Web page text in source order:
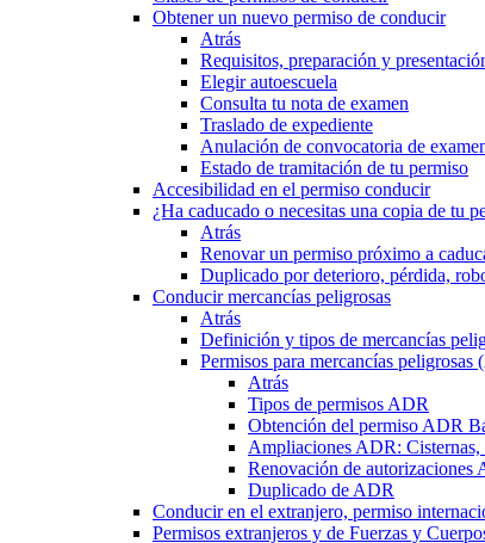
Obtener un nuevo permiso de conducir
Atrás
Requisitos, preparación y
Elegir autoescuela
Consulta tu nota de examen
Traslado de expediente
Anulación de convocatoria de
Estado de tramitación de tu permiso
Accesibilidad en el permiso conducir
¿Ha caducado o necesitas una copia de tu
Atrás
Renovar un permiso próximo a
Duplicado por deterioro, pérdida,
Conducir mercancías peligrosas
Atrás
Definición y tipos de mercancías
Permisos para mercancías peligrosas
Atrás
Tipos de permisos ADR
Obtención del permiso ADR
Ampliaciones ADR:
Renovación de autorizaciones
Duplicado de ADR
Conducir en el extranjero, permiso
Permisos extranjeros y de Fuerzas y